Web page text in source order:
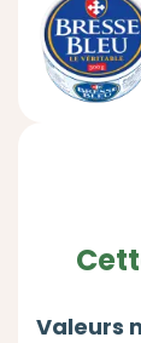
Valeurs